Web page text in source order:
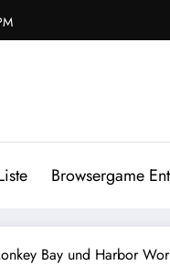
Browsergame
Bay und Harbor